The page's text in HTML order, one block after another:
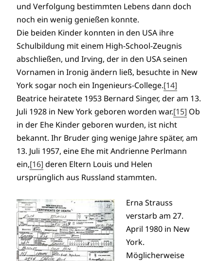
und Verfolgung bestimmten Lebens dann doch
noch ein wenig genießen konnte.
Die beiden Kinder konnten in den USA ihre
Schulbildung mit einem High-School-Zeugnis
abschließen, und Irving, der in den USA seinen
Vornamen in Ironig ändern ließ, besuchte in New
York sogar noch ein Ingenieurs-College.[14]
Beatrice heiratete 1953 Bernard Singer, der am 13.
Juli 1928 in New York geboren worden war.[15] Ob
in der Ehe Kinder geboren wurden, ist nicht
bekannt. Ihr Bruder ging wenige Jahre später, am
13. Juli 1957, eine Ehe mit Andrienne Perlmann
ein,[16] deren Eltern Louis und Helen
ursprünglich aus Russland stammten.
Erna Strauss
verstarb am 27.
April 1980 in New
York.
Möglicherweise